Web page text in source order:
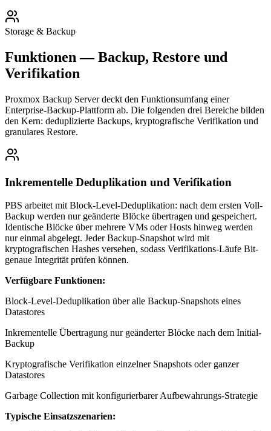
Storage & Backup
Funktionen — Backup, Restore und
Verifikation
Proxmox Backup Server deckt den Funktionsumfang einer
Enterprise-Backup-Plattform ab. Die folgenden drei Bereiche bilden
den Kern: deduplizierte Backups, kryptografische Verifikation und
granulares Restore.
Inkrementelle Deduplikation und Verifikation
PBS arbeitet mit Block-Level-Deduplikation: nach dem ersten Voll-
Backup werden nur geänderte Blöcke übertragen und gespeichert.
Identische Blöcke über mehrere VMs oder Hosts hinweg werden
nur einmal abgelegt. Jeder Backup-Snapshot wird mit
kryptografischen Hashes versehen, sodass Verifikations-Läufe Bit-
genaue Integrität prüfen können.
Verfügbare Funktionen:
Block-Level-Deduplikation über alle Backup-Snapshots eines
Datastores
Inkrementelle Übertragung nur geänderter Blöcke nach dem Initial-
Backup
Kryptografische Verifikation einzelner Snapshots oder ganzer
Datastores
Garbage Collection mit konfigurierbarer Aufbewahrungs-Strategie
Typische Einsatzszenarien: